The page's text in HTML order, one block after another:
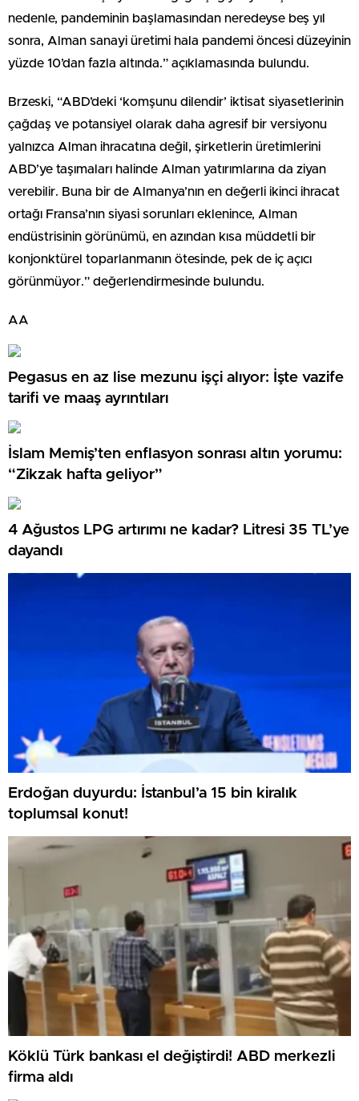
nedenle, pandeminin başlamasından neredeyse beş yıl
sonra, Alman sanayi üretimi hala pandemi öncesi düzeyinin
yüzde 10’dan fazla altında.” açıklamasında bulundu.
Brzeski, “ABD’deki ‘komşunu dilendir’ iktisat siyasetlerinin
çağdaş ve potansiyel olarak daha agresif bir versiyonu
yalnızca Alman ihracatına değil, şirketlerin üretimlerini
ABD’ye taşımaları halinde Alman yatırımlarına da ziyan
verebilir. Buna bir de Almanya’nın en değerli ikinci ihracat
ortağı Fransa’nın siyasi sorunları eklenince, Alman
endüstrisinin görünümü, en azından kısa müddetli bir
konjonktürel toparlanmanın ötesinde, pek de iç açıcı
görünmüyor.” değerlendirmesinde bulundu.
AA
Pegasus en az lise mezunu işçi alıyor: İşte vazife
tarifi ve maaş ayrıntıları
İslam Memiş’ten enflasyon sonrası altın yorumu:
“Zikzak hafta geliyor”
4 Ağustos LPG artırımı ne kadar? Litresi 35 TL’ye
dayandı
Erdoğan duyurdu: İstanbul’a 15 bin kiralık
toplumsal konut!
Köklü Türk bankası el değiştirdi! ABD merkezli
firma aldı